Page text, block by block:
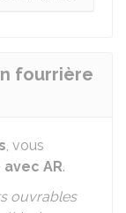
fourrière
, vous
AR.
ouvrables